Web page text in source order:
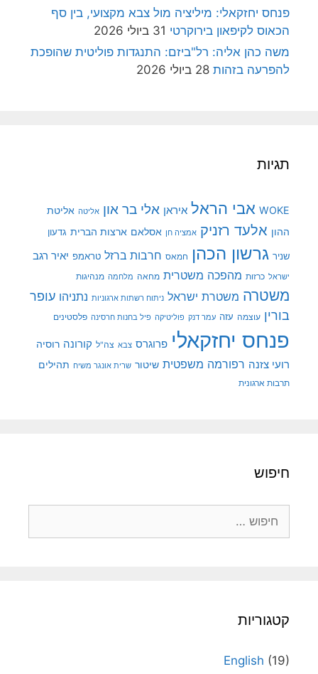
פנחס יחזקאלי: מיליציה מול צבא מקצועי, בין סף
הכאוס לקיפאון בירוקרטי 31 ביולי 2026
משה כהן אליה: רל"ביזם: התנגדות פוליטית שהופכת
להפרעה בזהות 28 ביולי 2026
תגיות
WOKE אבי הראל איראן אלי בר און אליטה אליטת
ההון אלעד רזניק אמציה חן אסלאם ארצות הברית גדעון
שניר גרשון הכהן חמאס חרבות ברזל טראמפ יאיר רגב
ישראל כרזות מהפכה משטרית מחאה מלחמה מנהיגות
משטרה משטרת ישראל ניתוח רשתות ארגוניות נתניהו עופר
בורין עוצמה עזה עמר דנק פוליטיקה פיל בחנות חרסינה פלסטינים
פנחס יחזקאלי פרוגרס צבא צה"ל קורונה רוסיה
רועי צזנה רפורמה משפטית שיטור שרית אונגר משיח תהילים
תרבות ארגונית
חיפוש
קטגוריות
English (19)